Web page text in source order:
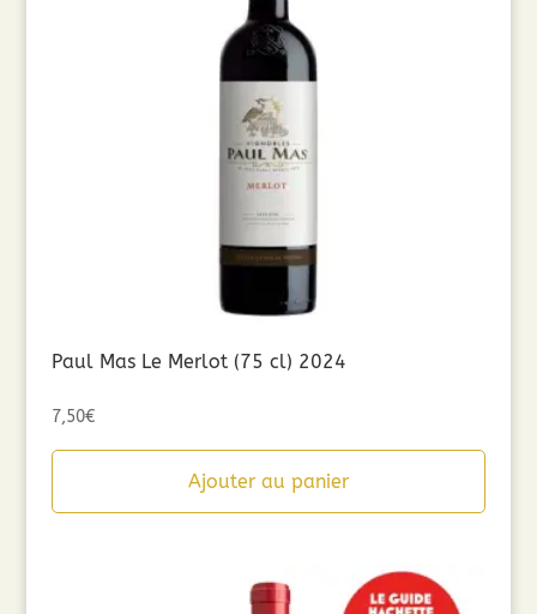
Paul Mas Le Merlot (75 cl) 2024
7,50€
Ajouter au panier